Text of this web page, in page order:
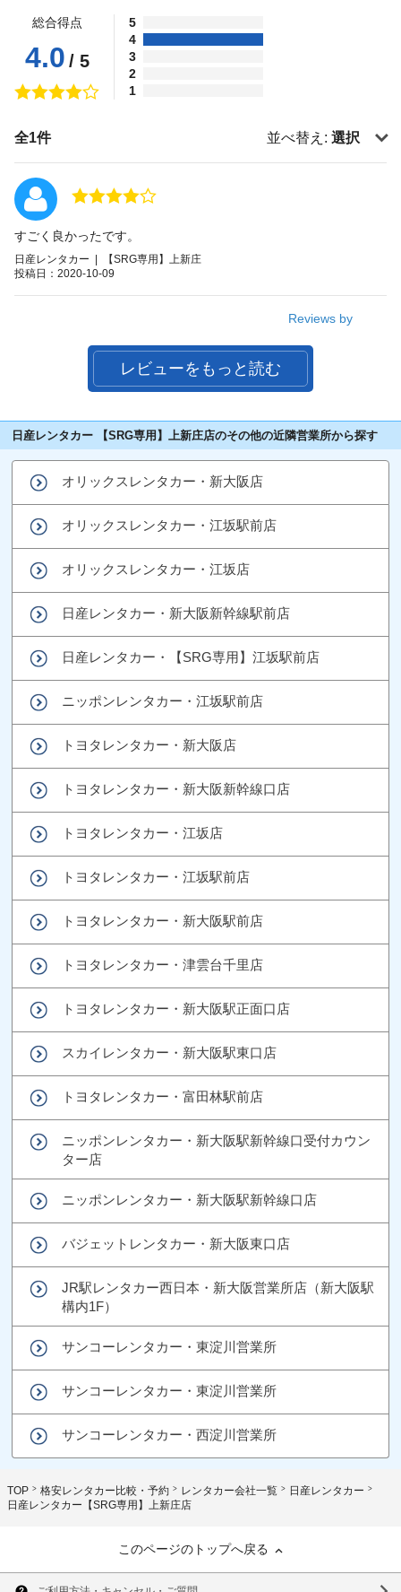
総合得点
4.0 / 5
5
4
3
2
1
全1件 並べ替え: 選択
すごく良かったです。
日産レンタカー | 【SRG専用】上新庄
投稿日：2020-10-09
Reviews by
レビューをもっと読む
日産レンタカー 【SRG専用】上新庄店のその他の近隣営業所から探す
オリックスレンタカー・新大阪店
オリックスレンタカー・江坂駅前店
オリックスレンタカー・江坂店
日産レンタカー・新大阪新幹線駅前店
日産レンタカー・【SRG専用】江坂駅前店
ニッポンレンタカー・江坂駅前店
トヨタレンタカー・新大阪店
トヨタレンタカー・新大阪新幹線口店
トヨタレンタカー・江坂店
トヨタレンタカー・江坂駅前店
トヨタレンタカー・新大阪駅前店
トヨタレンタカー・津雲台千里店
トヨタレンタカー・新大阪駅正面口店
スカイレンタカー・新大阪駅東口店
トヨタレンタカー・富田林駅前店
ニッポンレンタカー・新大阪駅新幹線口受付カウン
ター店
ニッポンレンタカー・新大阪駅新幹線口店
バジェットレンタカー・新大阪東口店
JR駅レンタカー西日本・新大阪営業所店（新大阪駅
構内1F）
サンコーレンタカー・東淀川営業所
サンコーレンタカー・東淀川営業所
サンコーレンタカー・西淀川営業所
TOP 格安レンタカー比較・予約 レンタカー会社一覧
日産レンタカー
日産レンタカー【SRG専用】上新庄店
このページのトップへ戻る